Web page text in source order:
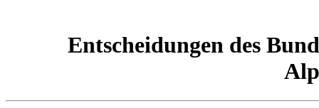
Entscheidungen des